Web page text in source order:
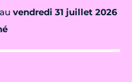
au vendredi 31 juillet 2026